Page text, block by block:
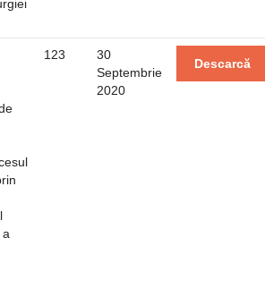
123
30
Septembrie
2020
Descarcă